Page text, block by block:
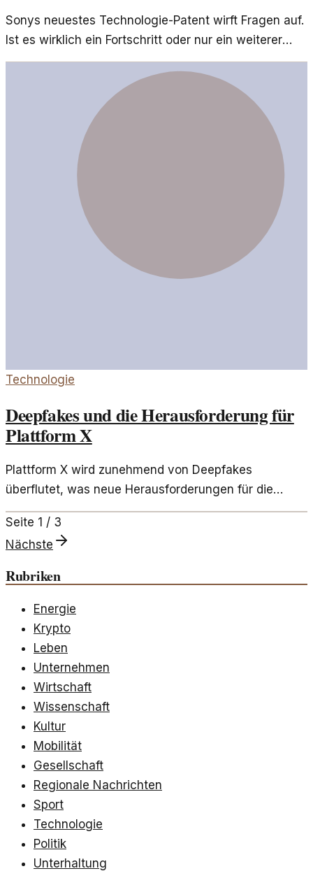
Sonys neuestes Technologie-Patent wirft Fragen auf.
Ist es wirklich ein Fortschritt oder nur ein weiterer
Schritt zu mehr Kontrolle über die Spielewelt?
Technologie
Deepfakes und die Herausforderung für
Plattform X
Plattform X wird zunehmend von Deepfakes
überflutet, was neue Herausforderungen für die
Nutzer und die Moderation aufwirft. In diesem Artikel
untersuchen wir die Mechanismen und Folgen dieser
Entwicklung.
Seite 1 / 3
Nächste
Rubriken
Energie
Krypto
Leben
Unternehmen
Wirtschaft
Wissenschaft
Kultur
Mobilität
Gesellschaft
Regionale Nachrichten
Sport
Technologie
Politik
Unterhaltung